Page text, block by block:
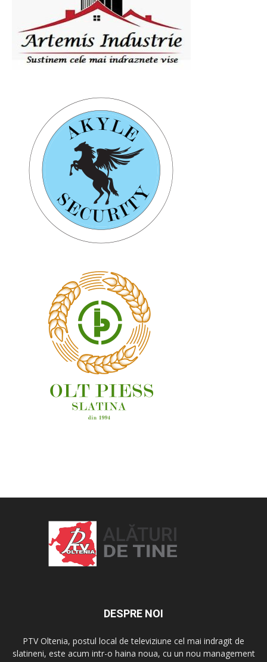
DESPRE NOI
PTV Oltenia, postul local de televiziune cel mai indragit de
slatineni, este acum intr-o haina noua, cu un nou management